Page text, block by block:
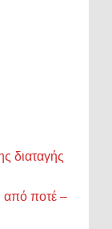
διαταγής
από ποτέ –